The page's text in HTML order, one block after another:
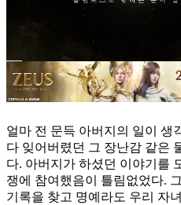
얼마 전 문득 아버지의 일이 생
다 잊어버렸던 그 장난감 같은
다. 아버지가 하셨던 이야기를
쟁에 참여했음이 틀림없었다.
기록을 찾고 명예라도 우리 자